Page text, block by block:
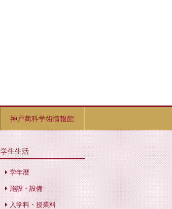
神戸商科学術情報館
学生生活
学年暦
施設・設備
入学料・授業料